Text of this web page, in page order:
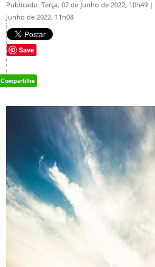
Publicado: Terça, 07 de Junho de 2022, 10h49 |
Junho de 2022, 11h08
Save